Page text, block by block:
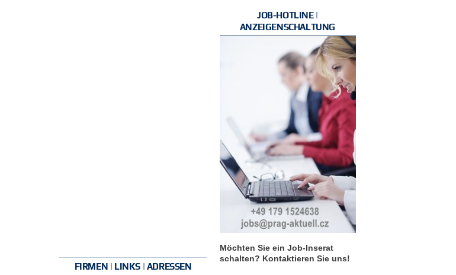
FIRMEN | LINKS | ADRESSEN
JOB-HOTLINE |
ANZEIGENSCHALTUNG
Möchten Sie ein Job-Inserat
schalten? Kontaktieren Sie uns!